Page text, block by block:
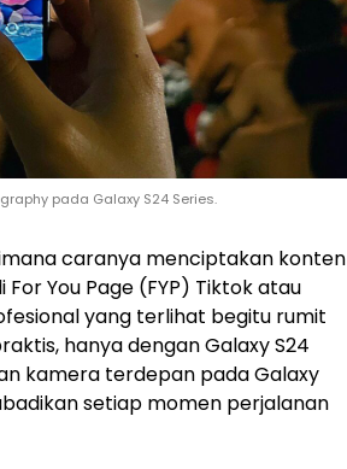
pada Galaxy S24 Series.
caranya menciptakan konten
You Page (FYP) Tiktok atau
yang terlihat begitu rumit
hanya dengan Galaxy S24
kamera terdepan pada Galaxy
setiap momen perjalanan